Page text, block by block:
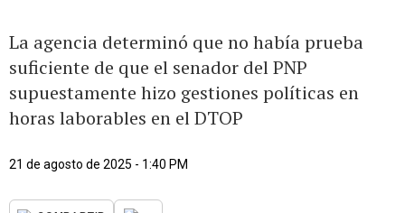
La agencia determinó que no había prueba
suficiente de que el senador del PNP
supuestamente hizo gestiones políticas en
horas laborables en el DTOP
21 de agosto de 2025 - 1:40 PM